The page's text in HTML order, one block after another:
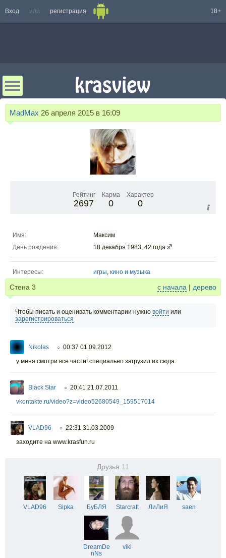
Вход или регистрация 18+
MadMax 26 апреля 2015 в 16:09
Рейтинг
2697
Карма
0
Характер
0
Имя:
Максим
День рождения:
18 декабря 1983, 42 года
Интересы: игры, кино и музыка
Стена 3 с начала | дерево
Чтобы писать и оценивать комментарии нужно войти или
зарегистрироваться
Nikolas ○ 00:37 01.09.2012
у меня смотри все части! специально загрузил их сюда.
Black Star ○ 20:41 21.07.2011
vkontakte.ru/video?z=video52680549_159517014
VLAD96 ○ 22:31 31.03.2009
заходите на www.krasfun.ru
Друзья 11
VLAD96 Sipka БуБЛЯ Starcraft ЛиЛиЯ saen
DreamDe
nNs
viki